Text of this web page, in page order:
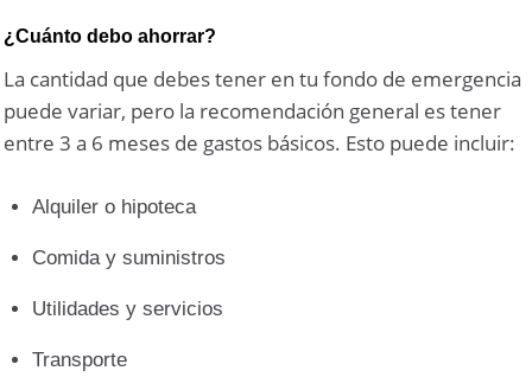
¿Cuánto debo ahorrar?
La cantidad que debes tener en tu fondo de emergencia
puede variar, pero la recomendación general es tener
entre 3 a 6 meses de gastos básicos. Esto puede incluir:
Alquiler o hipoteca
Comida y suministros
Utilidades y servicios
Transporte